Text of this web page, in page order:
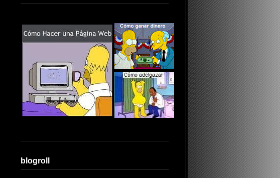
blogroll